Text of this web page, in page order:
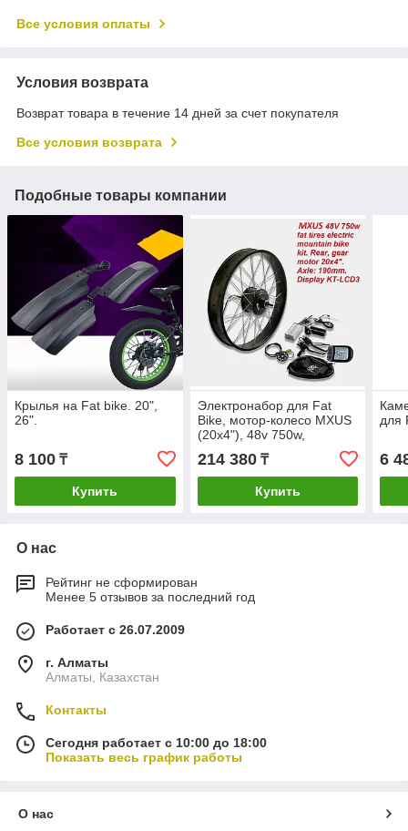
Все условия оплаты
Условия возврата
Возврат товара в течение 14 дней за счет покупателя
Все условия возврата
Подобные товары компании
Крылья на Fat bike. 20",
26".
8 100 ₸
Купить
Электронабор для Fat
Bike, мотор-колесо MXUS
(20x4"), 48v 750w,
редукторный, 20x4"
214 380₸
Купить
для
6
О нас
Рейтинг не сформирован
Менее 5 отзывов за последний год
Работает с 26.07.2009
г. Алматы
Алматы, Казахстан
Контакты
Сегодня работает с 10:00 до 18:00
Показать весь график работы
О нас